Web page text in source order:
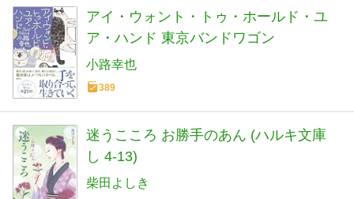
アイ・ウォント・トゥ・ホールド・ユ
ア・ハンド 東京バンドワゴン
小路幸也
389
迷うこころ お勝手のあん (ハルキ文庫
し 4-13)
柴田よしき